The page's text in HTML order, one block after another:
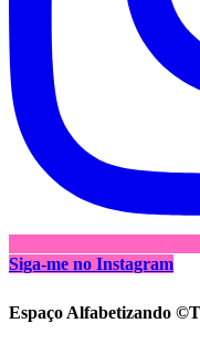
Siga-me no Instagram
Espaço Alfabetizando